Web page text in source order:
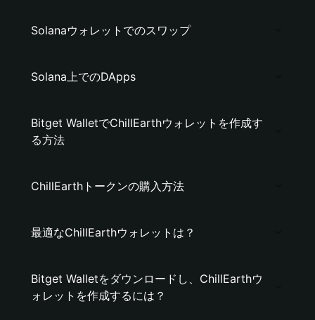
Solanaウォレットでのスワップ
Solana上でのDApps
Bitget WalletでChillEarthウォレットを作成す
る方法
ChillEarthトークンの購入方法
最適なChillEarthウォレットは？
Bitget Walletをダウンロードし、ChillEarthウ
ォレットを作成するには？